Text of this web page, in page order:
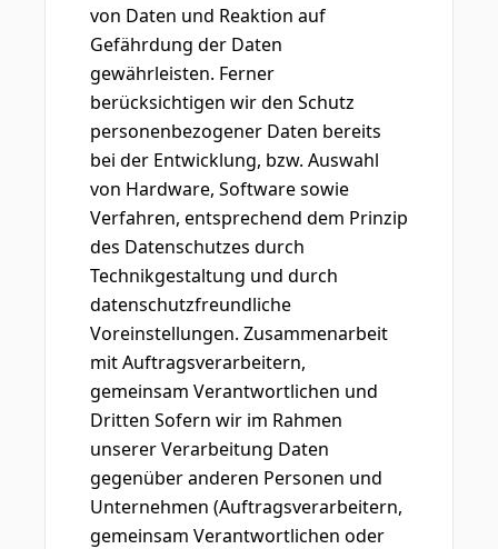
von Daten und Reaktion auf
Gefährdung der Daten
gewährleisten. Ferner
berücksichtigen wir den Schutz
personenbezogener Daten bereits
bei der Entwicklung, bzw. Auswahl
von Hardware, Software sowie
Verfahren, entsprechend dem Prinzip
des Datenschutzes durch
Technikgestaltung und durch
datenschutzfreundliche
Voreinstellungen. Zusammenarbeit
mit Auftragsverarbeitern,
gemeinsam Verantwortlichen und
Dritten Sofern wir im Rahmen
unserer Verarbeitung Daten
gegenüber anderen Personen und
Unternehmen (Auftragsverarbeitern,
gemeinsam Verantwortlichen oder